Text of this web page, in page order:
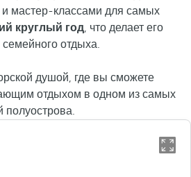
мастер-классами для самых
круглый год, что делает его
отдыха.
душой, где вы сможете
отдыхом в одном из самых